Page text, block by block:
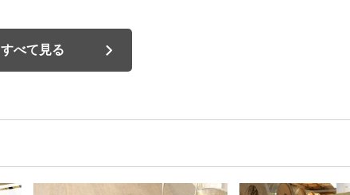
すべて見る